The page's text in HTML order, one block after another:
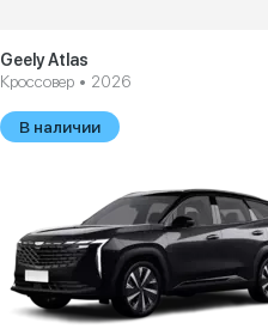
Geely Atlas
Кроссовер • 2026
В наличии